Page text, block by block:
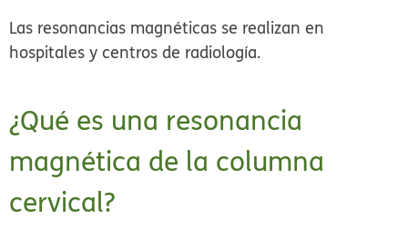
Las resonancias magnéticas se realizan en
hospitales y centros de radiología.
¿Qué es una resonancia
magnética de la columna
cervical?